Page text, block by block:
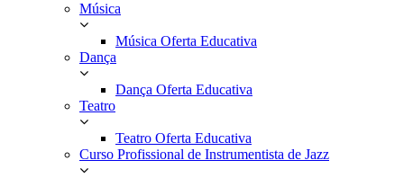
Música
Música Oferta Educativa
Dança
Dança Oferta Educativa
Teatro
Teatro Oferta Educativa
Curso Profissional de Instrumentista de Jazz